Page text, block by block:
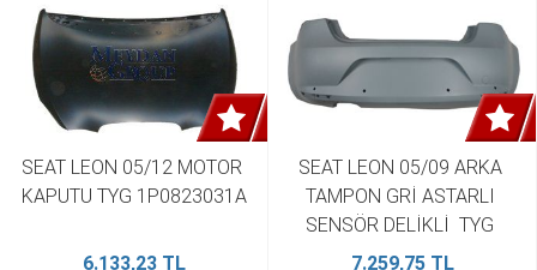
SEAT LEON 05/12 MOTOR
KAPUTU TYG 1P0823031A
6.133,23 TL
SEAT LEON 05/09 ARKA
TAMPON GRİ ASTARLI
SENSÖR DELİKLİ  TYG
1PO807421AGRU
7.259,75 TL